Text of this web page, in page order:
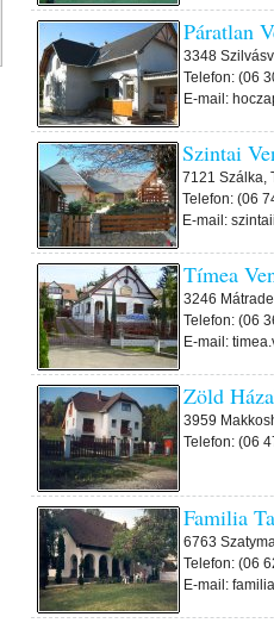
Páratlan
3348
Telefon: (06
E-mail:
Szintai
7121 Szálka,
Telefon: (06
E-mail:
Tímea
3246
Telefon: (06
E-mail:
Zöld
3959
Telefon: (06
Familia
6763
Telefon: (06
E-mail: